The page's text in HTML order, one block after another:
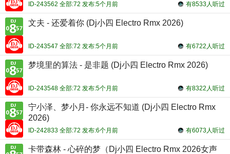
有8533人听过
ID-243562 全部:72 发布:5个月前
文夫 - 还爱着你 (Dj小四 Electro Rmx 2026)
有6722人听过
ID-243547 全部:72 发布:5个月前
梦境里的算法 - 是非题 (Dj小四 Electro Rmx 2026)
有8322人听过
ID-243548 全部:72 发布:5个月前
宁小泽、梦小月- 你永远不知道 (Dj小四 Electro Rmx
2026)
有6073人听过
ID-242833 全部:72 发布:6个月前
卡带森林 - 心碎的梦（Dj小四 Electro Rmx 2026女声